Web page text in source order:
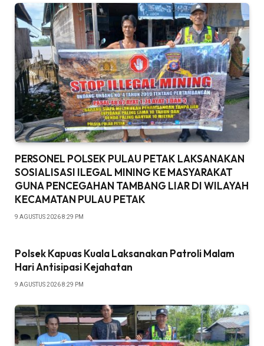
PERSONEL POLSEK PULAU PETAK LAKSANAKAN
SOSIALISASI ILEGAL MINING KE MASYARAKAT
GUNA PENCEGAHAN TAMBANG LIAR DI WILAYAH
KECAMATAN PULAU PETAK
9 AGUSTUS 2026 8:29 PM
Polsek Kapuas Kuala Laksanakan Patroli Malam
Hari Antisipasi Kejahatan
9 AGUSTUS 2026 8:29 PM